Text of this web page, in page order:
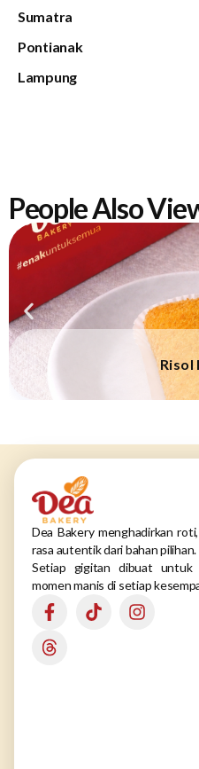
Sumatra
Pontianak
Lampung
People Also
Risol
Dea Bakery menghadirkan
rasa autentik dari bahan pilihan.
Setiap gigitan dibuat untuk
momen manis di setiap